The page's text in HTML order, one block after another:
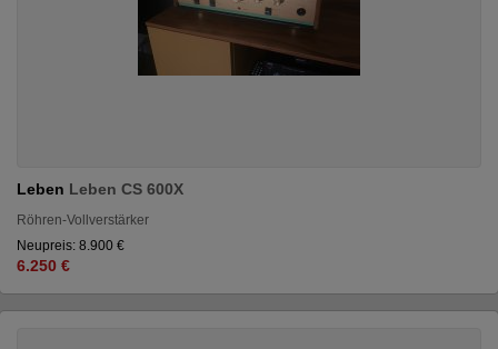
Leben Leben CS 600X
Röhren-Vollverstärker
Neupreis: 8.900 €
6.250 €